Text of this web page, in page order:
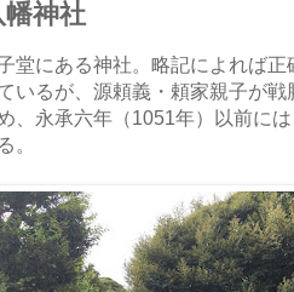
神社
堂にある神社。略記によれば
いるが、源頼義・頼家親子が
、永承六年（1051年）以前に
。